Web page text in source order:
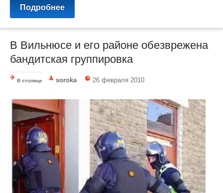
Подробнее
В Вильнюсе и его районе обезврежена
бандитская группировка
В столице soroka 26 февраля 2010